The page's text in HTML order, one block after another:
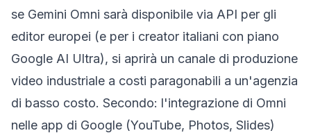
se Gemini Omni sarà disponibile via API per gli
editor europei (e per i creator italiani con piano
Google AI Ultra), si aprirà un canale di produzione
video industriale a costi paragonabili a un'agenzia
di basso costo. Secondo: l'integrazione di Omni
nelle app di Google (YouTube, Photos, Slides)